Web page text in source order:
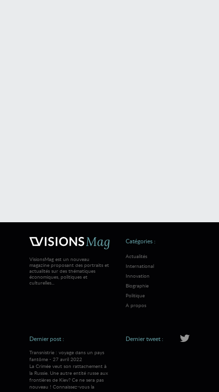
VisionsMag est un nouveau
magazine proposant des portraits et
actualités sur des thématiques
économiques, politiques et
culturelles...
Catégories :
Actualités
International
Innovation
Biographie
Politique
A propos
Dernier post :
Transnistrie : voyage dans un pays
fantôme - 27 avril 2022
La Crimée veut son rattachement à
la Russie. Une autre entité russe aux
frontières de Kiev? Ce ne sera pas
nouveau ! Connaissez-vous la
Dernier tweet :